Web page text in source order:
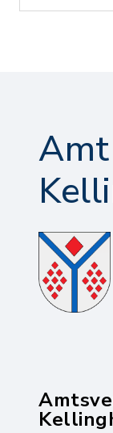
Amt